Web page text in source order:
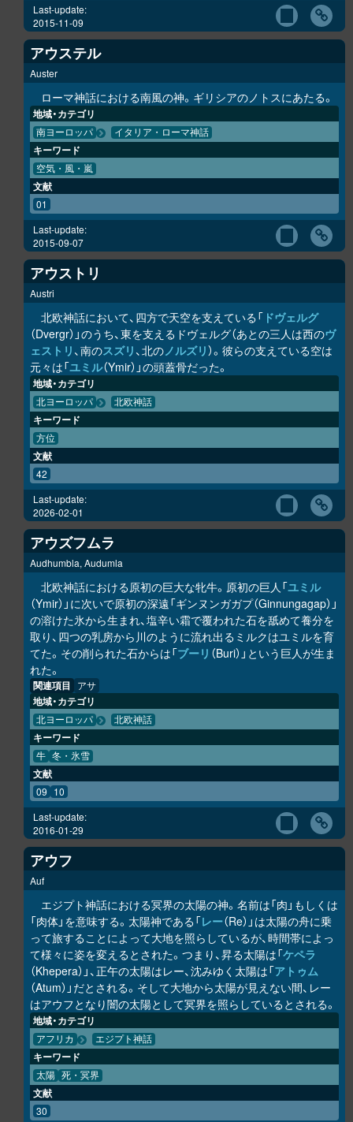
Last-update:
2015-11-09
アウステル
Auster
ローマ神話における南風の神。ギリシアのノトスにあたる。
地域・カテゴリ
南ヨーロッパ イタリア・ローマ神話
キーワード
空気・風・嵐
文献
01
Last-update:
2015-09-07
アウストリ
Austri
北欧神話において、四方で天空を支えている「 ドヴェルグ
（Dvergr）」のうち、東を支えるドヴェルグ（あとの三人は西のヴ
ェストリ 、南のスズリ 、北のノルズリ）。彼らの支えている空は
元々は「ユミル（Ymir）」の頭蓋骨だった。
地域・カテゴリ
北ヨーロッパ 北欧神話
キーワード
方位
文献
42
Last-update:
2026-02-01
アウズフムラ
Audhumbla, Audumla
北欧神話における原初の巨大な牝牛。原初の巨人「ユミル
（Ymir）」に次いで原初の深遠「ギンヌンガガプ（Ginnungagap）」
の溶けた氷から生まれ、塩辛い霜で覆われた石を舐めて養分を
取り、四つの乳房から川のように流れ出るミルクはユミルを育
てた。その削られた石からは「ブーリ （Buri）」という巨人が生ま
れた。
関連項目 アサ
地域・カテゴリ
北ヨーロッパ 北欧神話
キーワード
牛 冬・氷雪
文献
09 10
Last-update:
2016-01-29
アウフ
Auf
エジプト神話における冥界の太陽の神。名前は「肉」もしくは
「肉体」を意味する。太陽神である「レー（Re）」は太陽の舟に乗
って旅することによって大地を照らしているが、時間帯によっ
て様々に姿を変えるとされた。つまり、昇る太陽は「ケペラ
（Khepera）」、正午の太陽はレー、沈みゆく太陽は「アトゥム
（Atum）」だとされる。そして大地から太陽が見えない間、レー
はアウフとなり闇の太陽として冥界を照らしているとされる。
地域・カテゴリ
アフリカ エジプト神話
キーワード
太陽 死・冥界
文献
30